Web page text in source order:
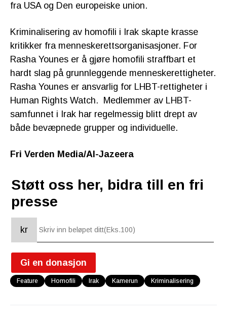
fra USA og Den europeiske union.
Kriminalisering av homofili i Irak skapte krasse
kritikker fra menneskerettsorganisasjoner. For
Rasha Younes er å gjøre homofili straffbart et
hardt slag på grunnleggende menneskerettigheter.
Rasha Younes er ansvarlig for LHBT-rettigheter i
Human Rights Watch.
Medlemmer av LHBT-
samfunnet i Irak har regelmessig blitt drept av
både bevæpnede grupper og individuelle.
Fri Verden Media/Al-Jazeera
Støtt oss her, bidra till en fri
presse
kr
Gi en donasjon
Feature Homofili Irak Kamerun Kriminalisering